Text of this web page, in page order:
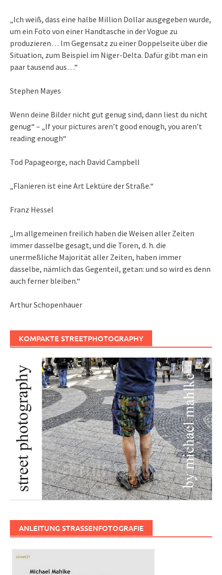
„Ich weiß, dass eine halbe Million Dollar ausgegeben wurde,
um ein Foto von einer Handtasche in der Vogue zu
produzieren… Im Gegensatz zu einer Doppelseite über die
Situation, zum Beispiel im Niger-Delta. Dafür gibt man ein
paar tausend aus…“
Stephen Mayes
Wenn deine Bilder nicht gut genug sind, dann liest du nicht
genug“ – „If your pictures aren’t good enough, you aren’t
reading enough“
Tod Papageorge, nach David Campbell
„Flanieren ist eine Art Lektüre der Straße.“
Franz Hessel
„Im allgemeinen freilich haben die Weisen aller Zeiten
immer dasselbe gesagt, und die Toren, d. h. die
unermeßliche Majorität aller Zeiten, haben immer
dasselbe, nämlich das Gegenteil, getan: und so wird es denn
auch ferner bleiben.“
Arthur Schopenhauer
KOMPAKTE STREETPHOTOGRAPHY
ANLEITUNG STRASSENFOTOGRAFIE